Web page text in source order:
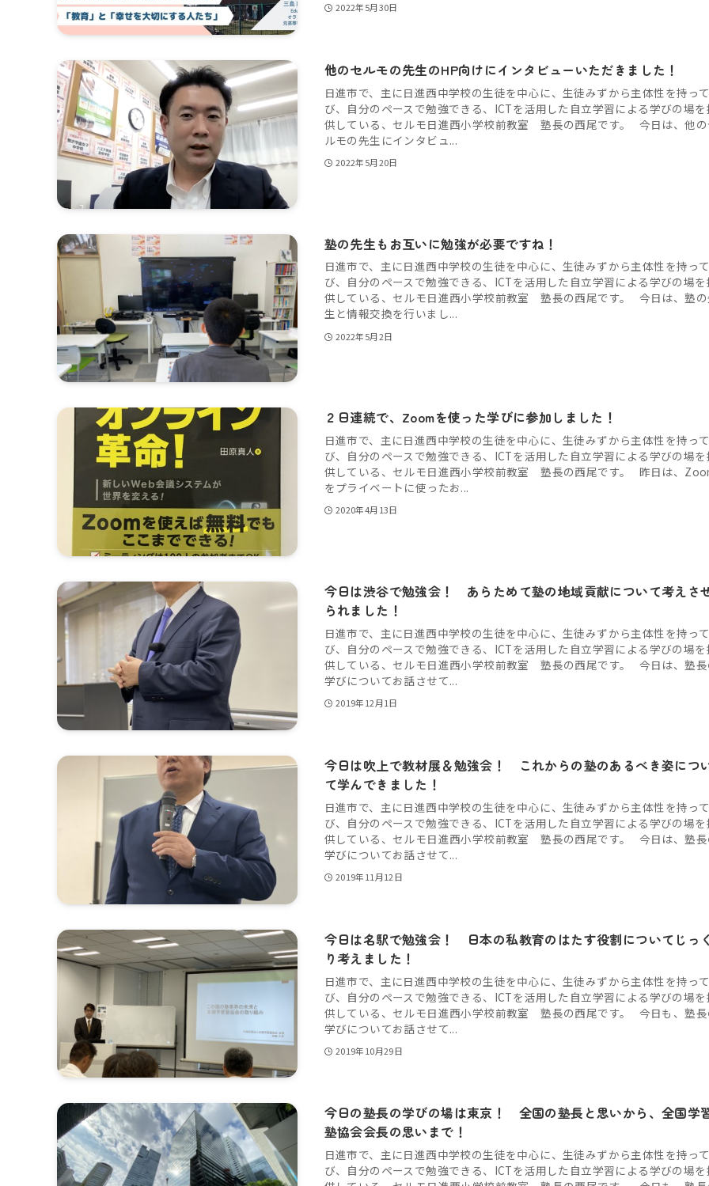
2022年5月30日
他のセルモの先生のHP向けにインタビューいただきました！
日進市で、主に日進西中学校の生徒を中心に、生徒みずから主体性を持っ
び、自分のペースで勉強できる、ICTを活用した自立学習による学びの場を
供している、セルモ日進西小学校前教室 塾長の西尾です。 今日は、他の
ルモの先生にインタビュ...
2022年5月20日
塾の先生もお互いに勉強が必要ですね！
日進市で、主に日進西中学校の生徒を中心に、生徒みずから主体性を持っ
び、自分のペースで勉強できる、ICTを活用した自立学習による学びの場を
供している、セルモ日進西小学校前教室 塾長の西尾です。 今日は、塾の
生と情報交換を行いまし...
2022年5月2日
２日連続で、Zoomを使った学びに参加しました！
日進市で、主に日進西中学校の生徒を中心に、生徒みずから主体性を持っ
び、自分のペースで勉強できる、ICTを活用した自立学習による学びの場を
供している、セルモ日進西小学校前教室 塾長の西尾です。 昨日は、
をプライベートに使ったお...
2020年4月13日
今日は渋谷で勉強会！ あらためて塾の地域貢献について考えさ
られました！
日進市で、主に日進西中学校の生徒を中心に、生徒みずから主体性を持っ
び、自分のペースで勉強できる、ICTを活用した自立学習による学びの場を
供している、セルモ日進西小学校前教室 塾長の西尾です。 今日は、塾長
学びについてお話させて...
2019年12月1日
今日は吹上で教材展＆勉強会！ これからの塾のあるべき姿につ
て学んできました！
日進市で、主に日進西中学校の生徒を中心に、生徒みずから主体性を持っ
び、自分のペースで勉強できる、ICTを活用した自立学習による学びの場を
供している、セルモ日進西小学校前教室 塾長の西尾です。 今日は、塾長
学びについてお話させて...
2019年11月12日
今日は名駅で勉強会！ 日本の私教育のはたす役割についてじっく
り考えました！
日進市で、主に日進西中学校の生徒を中心に、生徒みずから主体性を持っ
び、自分のペースで勉強できる、ICTを活用した自立学習による学びの場を
供している、セルモ日進西小学校前教室 塾長の西尾です。 今日も、塾長
学びについてお話させて...
2019年10月29日
今日の塾長の学びの場は東京！ 全国の塾長と思いから、全国学
塾協会会長の思いまで！
日進市で、主に日進西中学校の生徒を中心に、生徒みずから主体性を持っ
び、自分のペースで勉強できる、ICTを活用した自立学習による学びの場を